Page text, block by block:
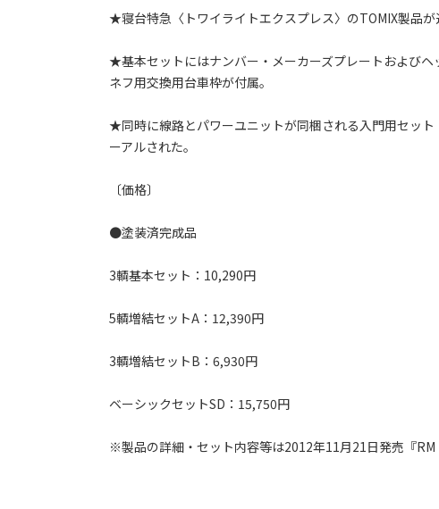
★寝台特急〈トワイライトエクスプレス〉のTOMIX製品が
★基本セットにはナンバー・メーカーズプレートおよび
ネフ用交換用台車枠が付属。
★同時に線路とパワーユニットが同梱される入門用セッ
ーアルされた。
〔価格〕
●塗装済完成品
3輌基本セット：10,290円
5輌増結セットA：12,390円
3輌増結セットB：6,930円
ベーシックセットSD：15,750円
※製品の詳細・セット内容等は2012年11月21日発売『